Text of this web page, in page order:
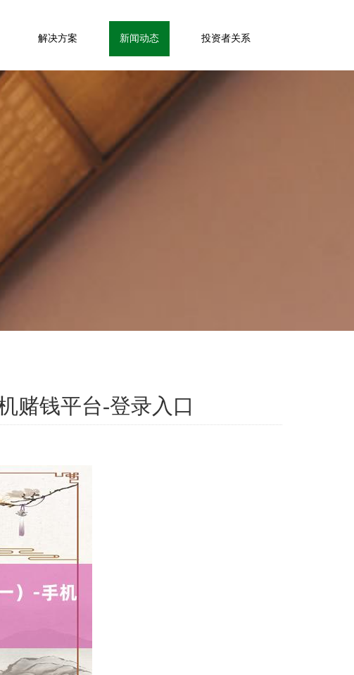
解决方案 新闻动态 投资者关系
赌钱平台-登录入口